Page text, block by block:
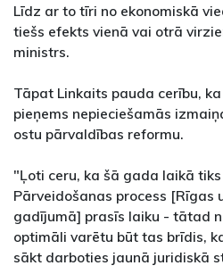
Līdz ar to tīri no ekonomiskā
tiešs efekts vienā vai otrā
ministrs.
Tāpat Linkaits pauda cerību,
pieņems nepieciešamās
ostu pārvaldības reformu.
"Ļoti ceru, ka šā gada laikā
Pārveidošanas process [Rīgas
gadījumā] prasīs laiku - tātad
optimāli varētu būt tas brīdis,
sākt darboties jaunā juridiskā